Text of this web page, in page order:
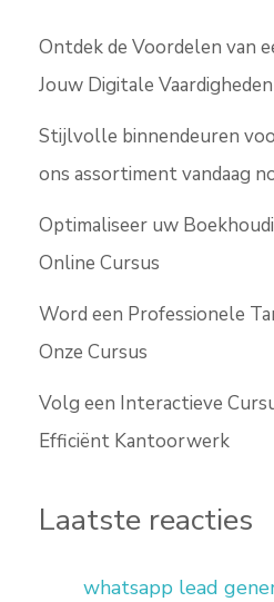
Ontdek de Voordelen van
Jouw Digitale Vaardigheden
Stijlvolle binnendeuren
ons assortiment vandaag
Optimaliseer uw
Online Cursus
Word een Professionele
Onze Cursus
Volg een Interactieve
Efficiënt Kantoorwerk
Laatste reacties
whatsapp lead